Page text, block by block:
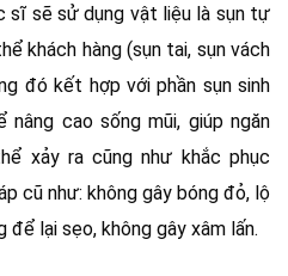
sĩ sẽ sử dụng vật liệu là sụn tự
khách hàng (sụn tai, sụn vách
đó kết hợp với phần sụn sinh
nâng cao sống mũi, giúp ngăn
xảy ra cũng như khắc phục
cũ như: không gây bóng đỏ, lộ
để lại sẹo, không gây xâm lấn.